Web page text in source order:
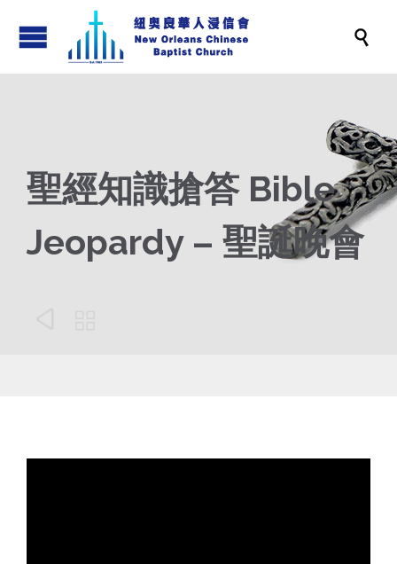

聖經知識搶答 Bible
Jeopardy – 聖誕晚會